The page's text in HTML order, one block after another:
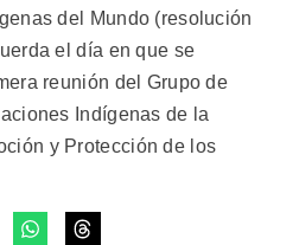
del Mundo (resolución
el día en que se
reunión del Grupo de
Indígenas de la
y Protección de los